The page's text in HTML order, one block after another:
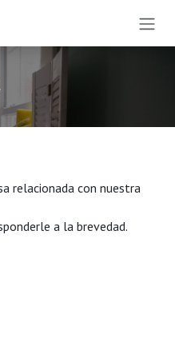
relacionada con nuestra
a la brevedad.